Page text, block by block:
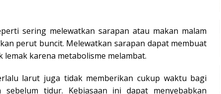
sering melewatkan sarapan atau makan malam
perut buncit. Melewatkan sarapan dapat membuat
karena metabolisme melambat.
larut juga tidak memberikan cukup waktu bagi
tidur. Kebiasaan ini dapat menyebabkan